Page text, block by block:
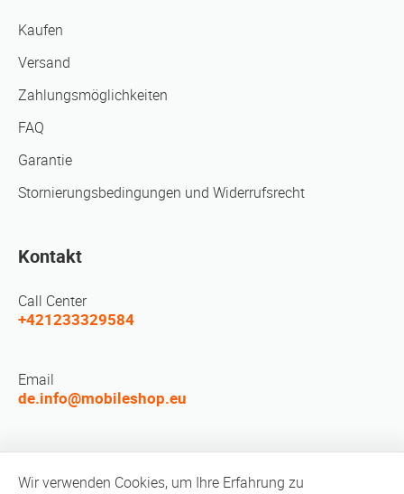
Kaufen
Versand
Zahlungsmöglichkeiten
FAQ
Garantie
Stornierungsbedingungen und Widerrufsrecht
Kontakt
Call Center
+421233329584
Email
de.info@mobileshop.eu
Wir verwenden Cookies, um Ihre Erfahrung zu